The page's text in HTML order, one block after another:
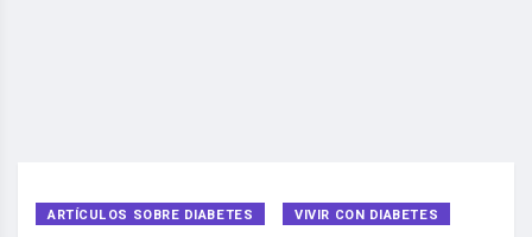
ARTÍCULOS SOBRE DIABETES VIVIR CON DIABETES